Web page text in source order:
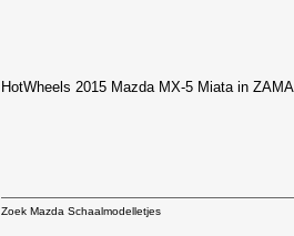
HotWheels 2015 Mazda MX-5 Miata in
Zoek Mazda Schaalmodelletjes